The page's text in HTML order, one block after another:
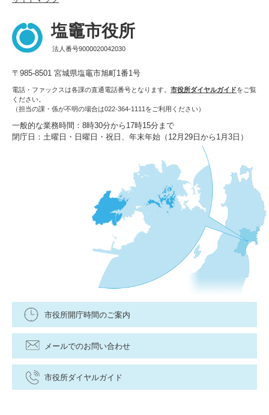
塩竈市役所
法人番号9000020042030
〒985-8501 宮城県塩竈市旭町1番1号
電話・ファックスは各課の直通電話番号となります。 市役所ダイヤルガイドをご覧
ください。
（担当の課・係が不明の場合は022-364-1111をご利用ください）
一般的な業務時間：8時30分から17時15分まで
閉庁日：土曜日・日曜日・祝日、年末年始（12月29日から1月3日）
市役所開庁時間のご案内
メールでのお問い合わせ
市役所ダイヤルガイド